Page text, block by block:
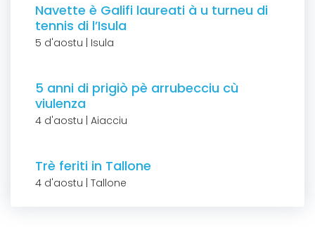
Navette è Galifi laureati à u turneu di
tennis di l’Isula
5 d'aostu | Isula
5 anni di prigiò pè arrubecciu cù
viulenza
4 d'aostu | Aiacciu
Trè feriti in Tallone
4 d'aostu | Tallone